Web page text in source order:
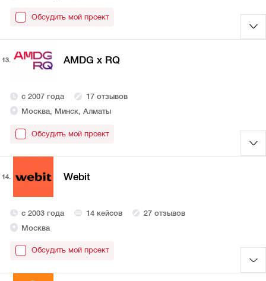
Обсудить мой проект
13. AMDG x RQ
с 2007 года
17 отзывов
Москва, Минск, Алматы
Обсудить мой проект
14. Webit
с 2003 года 14 кейсов
27 отзывов
Москва
Обсудить мой проект